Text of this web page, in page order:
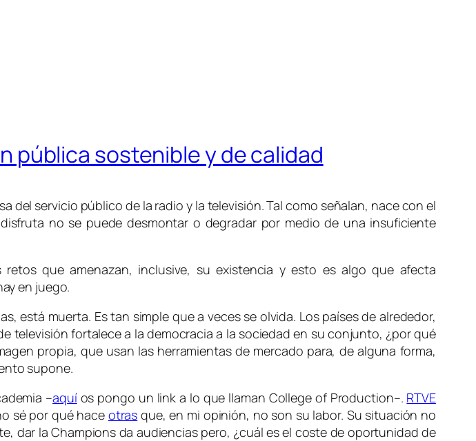
pública sostenible y de calidad
del servicio público de la radio y la televisión. Tal como señalan, nace con el
no se puede desmontar o degradar por medio de una insuficiente
que amenazan, inclusive, su existencia y esto es algo que afecta
en juego.
está muerta. Es tan simple que a veces se olvida. Los países de alrededor,
televisión fortalece a la democracia a la sociedad en su conjunto, ¿por qué
propia, que usan las herramientas de mercado para, de alguna forma,
supone.
–aquíos pongo un link a lo que llaman College of Production–. RTVE
sé por qué hace otras que, en mi opinión, no son su labor. Su situación no
dar la Champions da audiencias pero, ¿cuál es el coste de oportunidad de